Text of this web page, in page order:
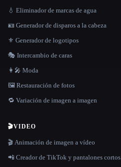
💧 Eliminador de marcas de agua
🪪 Generador de disparos a la cabeza
⚜️ Generador de logotipos
🎭 Intercambio de caras
👩‍🎤 Moda
🖼️ Restauración de fotos
🔁 Variación de imagen a imagen
🎬VIDEO
🎬 Animación de imagen a vídeo
📲 Creador de TikTok y pantalones cortos